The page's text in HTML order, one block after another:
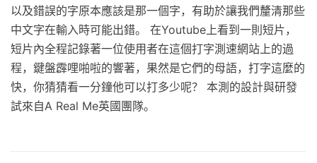
以及錯誤的字原本應該是那一個字，有助於讓我們釐清那些
中文字在輸入時可能出錯。 在Youtube上看到一則短片，
短片內全程記錄著一位使用者在這個打字測速網站上的過
程，鍵盤霹哩啪啦的響著，果然是它們的母語，打字這麼的
快，你猜猜看一分鐘他可以打多少呢？ 本測的設計與研發
試來自A Real Me英國團隊。